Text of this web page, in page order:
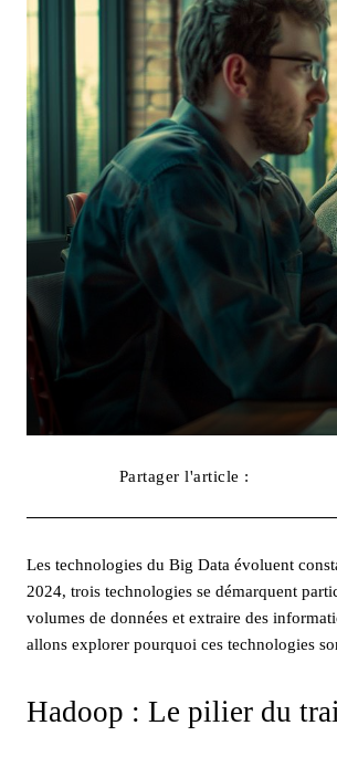
Partager l'article :
Les technologies du Big Data évoluent
2024, trois technologies se démarquent
volumes de données et extraire des
allons explorer pourquoi ces technologies
Hadoop : Le pilier du